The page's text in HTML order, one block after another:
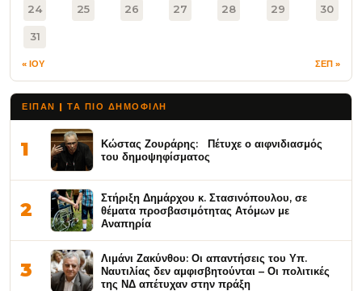
24 25 26 27 28 29 30
31
« ΙΟΥ ΣΕΠ »
ΕΙΠΑΝ | ΤΑ ΠΙΟ ΔΗΜΟΦΙΛΉ
1
Κώστας Ζουράρης: Πέτυχε ο αιφνιδιασμός
του δημοψηφίσματος
2
Στήριξη Δημάρχου κ. Στασινόπουλου, σε
θέματα προσβασιμότητας Ατόμων με
Αναπηρία
3
Λιμάνι Ζακύνθου: Οι απαντήσεις του Υπ.
Ναυτιλίας δεν αμφισβητούνται – Οι πολιτικές
της ΝΔ απέτυχαν στην πράξη